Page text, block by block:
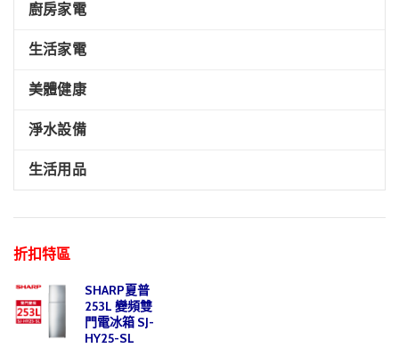
廚房家電
生活家電
美體健康
淨水設備
生活用品
折扣特區
SHARP夏普
253L 變頻雙
門電冰箱 SJ-
HY25-SL